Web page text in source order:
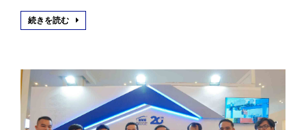
続きを読む